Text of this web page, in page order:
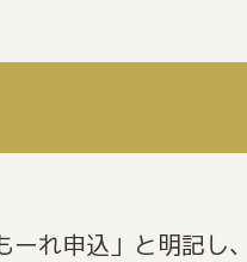
ーれ申込」と明記し